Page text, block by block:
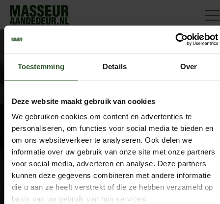
Toestemming Details Over
Deze website maakt gebruik van cookies
We gebruiken cookies om content en advertenties te
personaliseren, om functies voor social media te bieden en
om ons websiteverkeer te analyseren. Ook delen we
informatie over uw gebruik van onze site met onze partners
voor social media, adverteren en analyse. Deze partners
kunnen deze gegevens combineren met andere informatie
die u aan ze heeft verstrekt of die ze hebben verzameld op
basis van uw gebruik van hun services.
Google Rating
4.9
Based on 743 reviews
byTrust.Reviews
Masseurs
Dashboard
Sluit aan als masseur
Overige informatie